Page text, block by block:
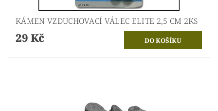
KÁMEN VZDUCHOVACÍ VÁLEC ELITE 2,5 CM 2KS
29 Kč